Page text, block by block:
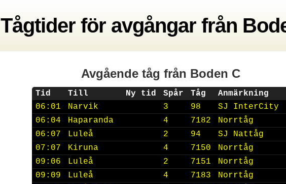
Tågtiderför avgångar från
Avgående tåg från Boden C
Tid Till Ny tid Spår Tåg
Anmärkning
06:01
Narvik 3 98
SJ InterCity
06:04
Haparanda 4 7182
Norrtåg
06:07
Luleå 2 94
SJ Nattåg
07:07
Kiruna 4 7150
Norrtåg
09:06
Luleå 2 7151
Norrtåg
09:09
Luleå 4 7183
Norrtåg